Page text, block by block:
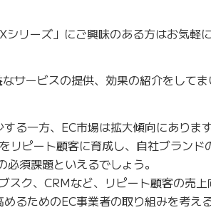
リーズ」にご興味のある方はお気軽
サービスの提供、効果の紹介をしてま
る一方、EC市場は拡大傾向にあります
リピート顧客に育成し、自社ブランド
須課題といえるでしょう。
ク、CRMなど、リピート顧客の売上
るためのEC事業者の取り組みを考え